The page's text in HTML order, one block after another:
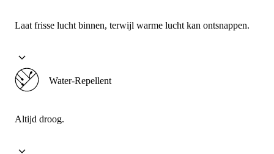
Laat frisse lucht binnen, terwijl warme lucht kan ontsnappen.
Water-Repellent
Altijd droog.